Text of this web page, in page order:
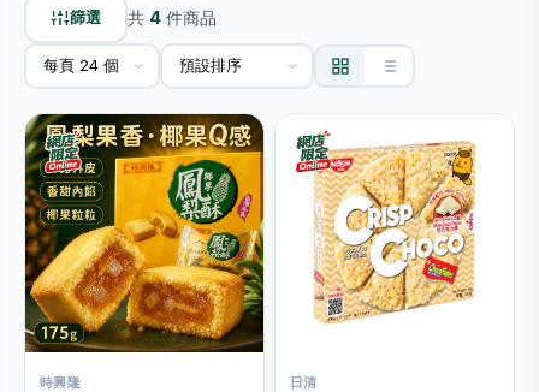
篩選 共 4 件商品
時興隆 日清